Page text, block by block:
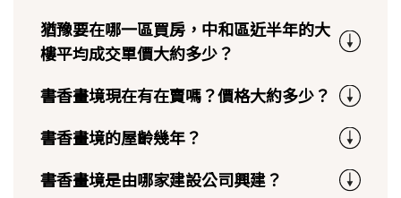
猶豫要在哪一區買房，中和區近半年的大
樓平均成交單價大約多少？
書香畫境現在有在賣嗎？價格大約多少？
書香畫境的屋齡幾年？
書香畫境是由哪家建設公司興建？